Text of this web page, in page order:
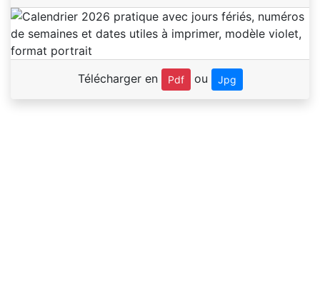
Télécharger en Pdf ou Jpg